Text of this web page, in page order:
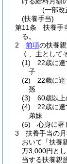
(一部改
(扶養手当)
第11条
扶養手
る。
2
前項の扶養
く、主として
(1)
22歳に
子
(2)
22歳に
孫
(3)
60歳以
(4)
22歳に
弟妹
(5)
心身に著
3
扶養手当の月
おいて「扶養
万3,000円とし
当する扶養親